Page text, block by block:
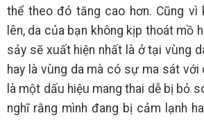
thể theo đó tăng cao hơn. Cũng vì
lên, da của bạn không kịp thoát mồ
sảy sẽ xuất hiện nhất là ở tại vùng
hay là vùng da mà có sự ma sát với
là một dấu hiệu mang thai dễ bị bỏ
nghĩ rằng mình đang bị cảm lạnh